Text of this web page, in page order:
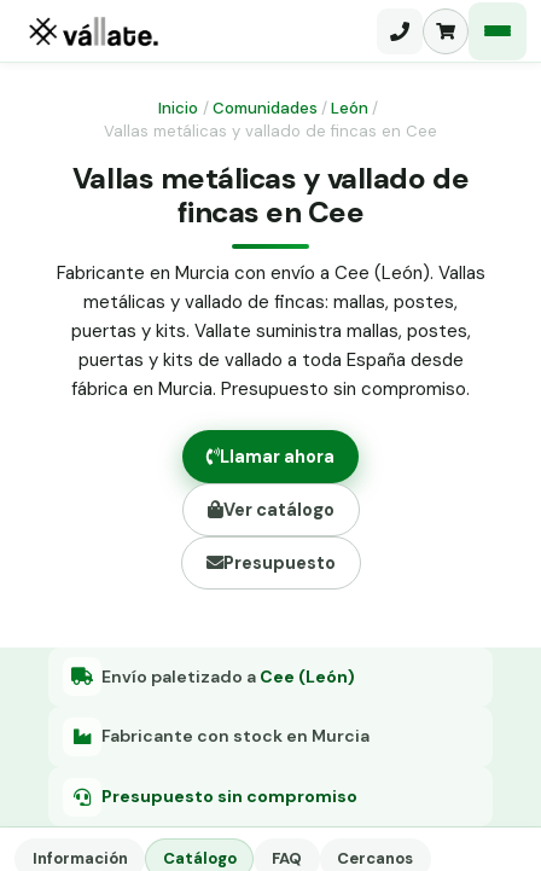
Malla ganadera
Malla simple torsión
Malla triple torsión
Panel malla H.
Puerta abatible dos hojas
Puerta acceso peatonal
Poste malla Hércules
Poste malla simple torsión
Alambre de espino galvanizado
Alambre liso galvanizado
Malla ocultación 70 g/m² verde
Abrazadera PVC malla H.
Grapa malla H.
Inicio /Comunidades /León /
Vallas metálicas y vallado de fincas en Cee
Vallas metálicas y vallado de
fincas en Cee
Fabricante en Murcia con envío a Cee (León). Vallas
metálicas y vallado de fincas: mallas, postes,
puertas y kits. Vallate suministra mallas, postes,
puertas y kits de vallado a toda España desde
fábrica en Murcia. Presupuesto sin compromiso.
Llamar ahora
Ver catálogo
Presupuesto
Envío paletizado a Cee (León)
Fabricante con stock en Murcia
Presupuesto sin compromiso
Información Catálogo FAQ Cercanos